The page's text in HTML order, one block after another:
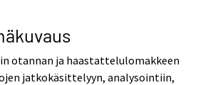
otannan ja haastattelulomakkeen
jatkokäsittelyyn, analysointiin,